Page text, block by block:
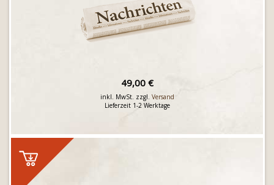
49,00 €
inkl. MwSt. zzgl. Versand
Lieferzeit 1-2 Werktage